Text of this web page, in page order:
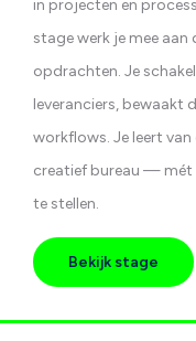
in projecten en
stage werk je mee
opdrachten. Je
leveranciers, bewaakt
workflows. Je leert
creatief bureau — mét
te stellen.
Bekijk stage